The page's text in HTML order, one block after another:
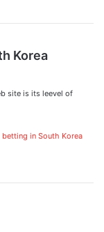
Korea
site is its leevel of
in South Korea